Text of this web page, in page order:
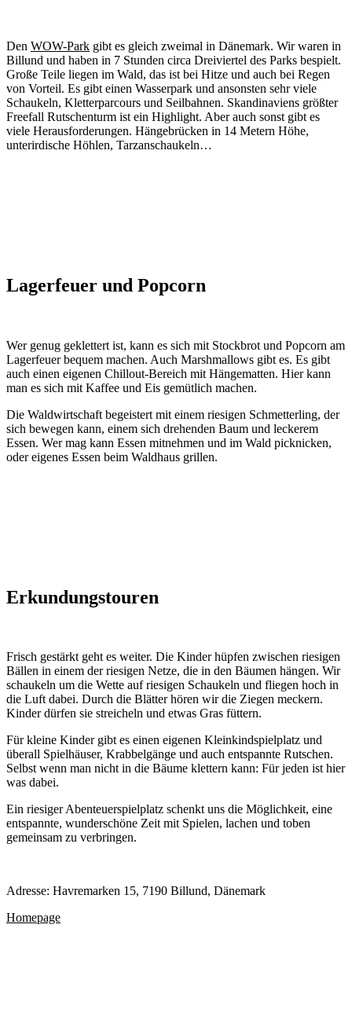
Den WOW-Park gibt es gleich zweimal in Dänemark. Wir waren in
Billund und haben in 7 Stunden circa Dreiviertel des Parks bespielt.
Große Teile liegen im Wald, das ist bei Hitze und auch bei Regen
von Vorteil. Es gibt einen Wasserpark und ansonsten sehr viele
Schaukeln, Kletterparcours und Seilbahnen. Skandinaviens größter
Freefall Rutschenturm ist ein Highlight. Aber auch sonst gibt es
viele Herausforderungen. Hängebrücken in 14 Metern Höhe,
unterirdische Höhlen, Tarzanschaukeln…
Lagerfeuer und Popcorn
Wer genug geklettert ist, kann es sich mit Stockbrot und Popcorn am
Lagerfeuer bequem machen. Auch Marshmallows gibt es. Es gibt
auch einen eigenen Chillout-Bereich mit Hängematten. Hier kann
man es sich mit Kaffee und Eis gemütlich machen.
Die Waldwirtschaft begeistert mit einem riesigen Schmetterling, der
sich bewegen kann, einem sich drehenden Baum und leckerem
Essen. Wer mag kann Essen mitnehmen und im Wald picknicken,
oder eigenes Essen beim Waldhaus grillen.
Erkundungstouren
Frisch gestärkt geht es weiter. Die Kinder hüpfen zwischen riesigen
Bällen in einem der riesigen Netze, die in den Bäumen hängen. Wir
schaukeln um die Wette auf riesigen Schaukeln und fliegen hoch in
die Luft dabei. Durch die Blätter hören wir die Ziegen meckern.
Kinder dürfen sie streicheln und etwas Gras füttern.
Für kleine Kinder gibt es einen eigenen Kleinkindspielplatz und
überall Spielhäuser, Krabbelgänge und auch entspannte Rutschen.
Selbst wenn man nicht in die Bäume klettern kann: Für jeden ist hier
was dabei.
Ein riesiger Abenteuerspielplatz schenkt uns die Möglichkeit, eine
entspannte, wunderschöne Zeit mit Spielen, lachen und toben
gemeinsam zu verbringen.
Adresse: Havremarken 15, 7190 Billund, Dänemark
Homepage